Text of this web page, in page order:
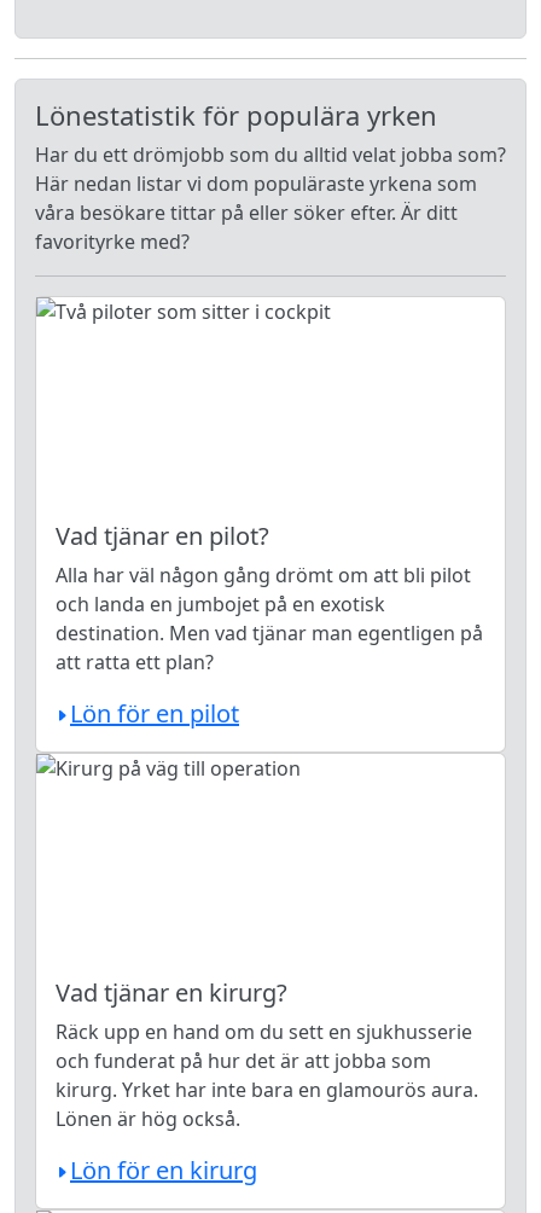
Lönestatistik för populära yrken
Har du ett drömjobb som du alltid velat jobba som?
Här nedan listar vi dom populäraste yrkena som
våra besökare tittar på eller söker efter. Är ditt
favorityrke med?
Vad tjänar en pilot?
Alla har väl någon gång drömt om att bli pilot
och landa en jumbojet på en exotisk
destination. Men vad tjänar man egentligen på
att ratta ett plan?
Lön för en pilot
Vad tjänar en kirurg?
Räck upp en hand om du sett en sjukhusserie
och funderat på hur det är att jobba som
kirurg. Yrket har inte bara en glamourös aura.
Lönen är hög också.
Lön för en kirurg